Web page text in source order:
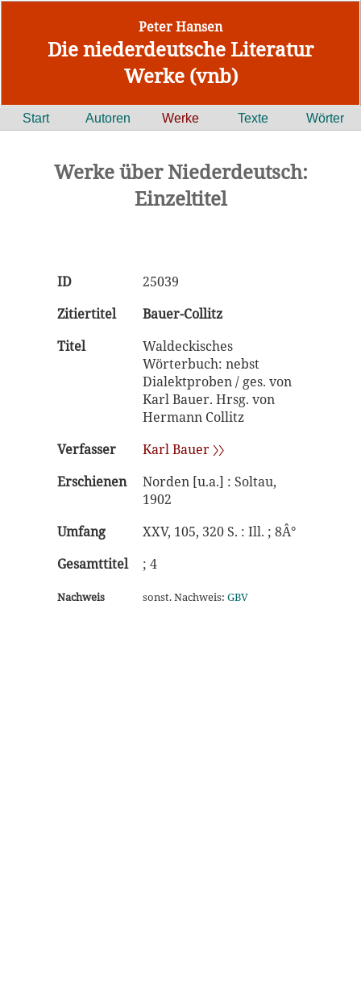
Peter Hansen
Die niederdeutsche Literatur
Werke (vnb)
Start Autoren Werke Texte Wörter
Werke über Niederdeutsch:
Einzeltitel
ID
25039
Zitiertitel
Bauer-Collitz
Titel
Waldeckisches
Wörterbuch: nebst
Dialektproben / ges. von
Karl Bauer. Hrsg. von
Hermann Collitz
Verfasser
Karl Bauer 〉〉
Erschienen
Norden [u.a.] : Soltau,
1902
Umfang
XXV, 105, 320 S. : Ill. ; 8Â°
Gesamttitel
; 4
Nachweis sonst. Nachweis: GBV